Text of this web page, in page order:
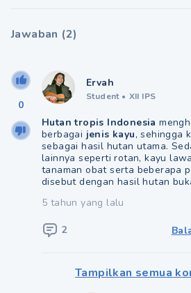
Jawaban (2)
0
Ervah
Student • XII IPS
Hutan tropis Indonesia
berbagai jenis kayu, sehingga
sebagai hasil hutan utama.
lainnya seperti rotan, kayu
tanaman obat serta beberapa
disebut dengan hasil hutan
5 tahun yang lalu
2
Tampilkan semua